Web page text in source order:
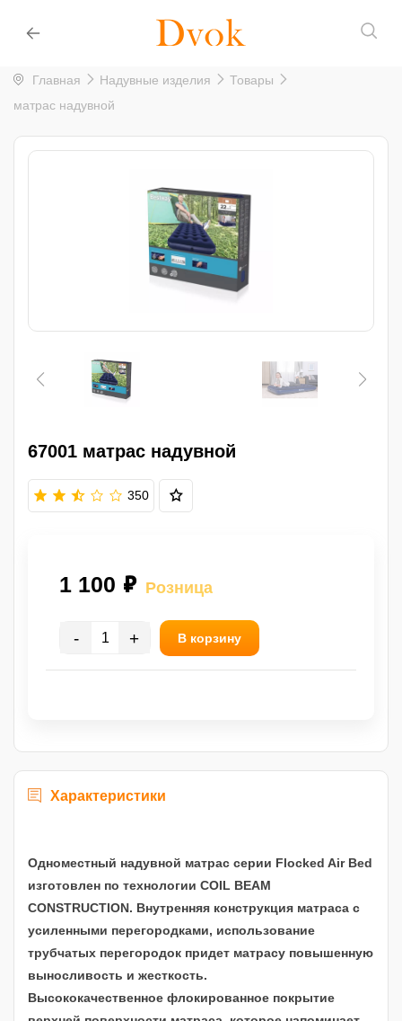
Главная Надувные изделия
Товары
матрас надувной
67001 матрас надувной
350
1 100 ₽ Розница
- + В корзину
Характеристики
Одноместный надувной матрас серии Flocked Air Bed
изготовлен по технологии COIL BEAM
CONSTRUCTION. Внутренняя конструкция матраса с
усиленными перегородками, использование
трубчатых перегородок придет матрасу повышенную
выносливость и жесткость.
Высококачественное флокированное покрытие